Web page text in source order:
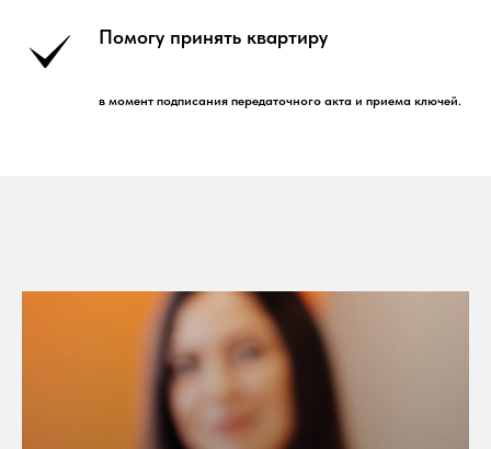
Помогу принять квартиру
в момент подписания передаточного акта и приема ключей.